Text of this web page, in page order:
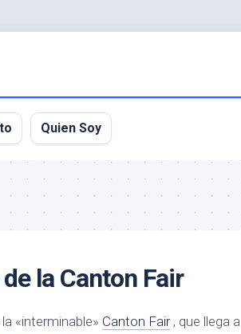
Quien Soy
la Canton Fair
«interminable» Canton Fair, que llega a